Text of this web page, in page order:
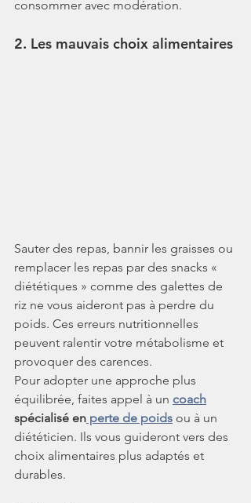
consommer avec modération.
2. Les mauvais choix alimentaires
Sauter des repas, bannir les graisses ou
remplacer les repas par des snacks «
diététiques » comme des galettes de
riz ne vous aideront pas à perdre du
poids. Ces erreurs nutritionnelles
peuvent ralentir votre métabolisme et
provoquer des carences.
Pour adopter une approche plus
équilibrée, faites appel à un coach
spécialisé en perte de poids ou à un
diététicien. Ils vous guideront vers des
choix alimentaires plus adaptés et
durables.